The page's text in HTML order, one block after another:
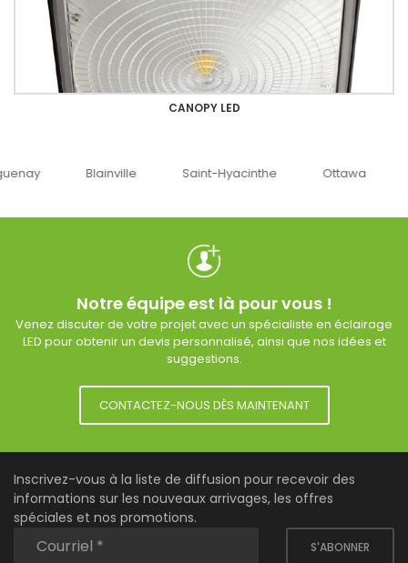
CANOPY LED
Blainville Saint-Hyacinthe Ottawa
Notre équipe est là pour vous !
Venez discuter de votre projet avec un spécialiste en éclairage
LED pour obtenir un devis personnalisé, ainsi que nos idées et
suggestions.
CONTACTEZ-NOUS DÈS MAINTENANT
Inscrivez-vous à la liste de diffusion pour recevoir des
informations sur les nouveaux arrivages, les offres
spéciales et nos promotions.
S'ABONNER